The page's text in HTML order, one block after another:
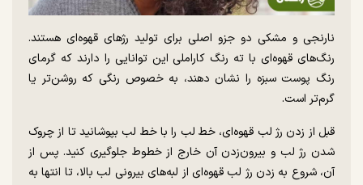
نارنجی و مشکی دو جزو اصلی برای تولید رژ‌های قهوه‌ای هستند.
رنگ‌های قهوه‌ای با ته رنگ کاراملی این توانایی را دارند که گرمای
رنگ پوست سبزه را نشان دهند، به خصوص رنگی که روشن‌تر یا
گرم‌تر است.
قبل از زدن رژ لب قهوه‌ای، خط لب را با خط لب بپوشانید تا از چروک
شدن رژ لب و بیرون‌زدن آن خارج از خطوط جلوگیری کنید. پس از
آن، شروع به زدن رژ لب قهوه‌ای از لبه‌های بیرونی لب بالا، تا انتها به